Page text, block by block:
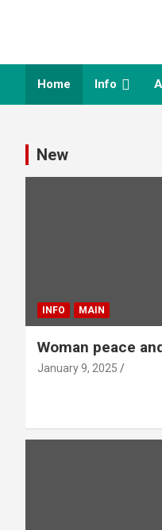
ด้วยใจ
Home Info
New
INFO MAIN
Woman peace
January 9, 2025